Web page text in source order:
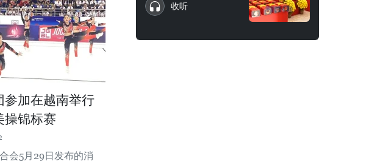
参加在越南举行
操锦标赛
会5月29日发布的消
收听